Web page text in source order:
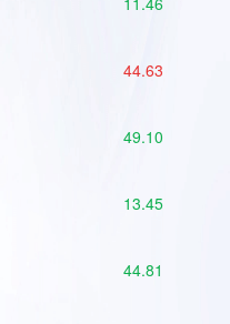
44.63
49.10
13.45
44.81